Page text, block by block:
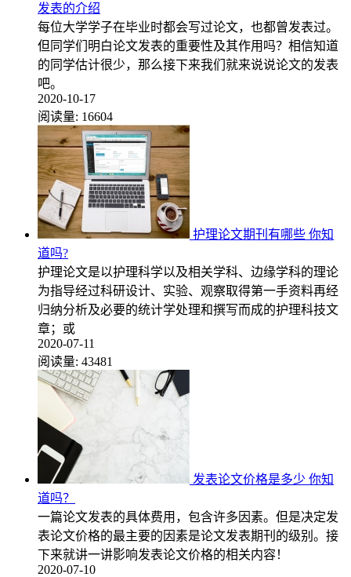
发表的介绍
每位大学学子在毕业时都会写过论文，也都曾发表过。
但同学们明白论文发表的重要性及其作用吗？相信知道
的同学估计很少，那么接下来我们就来说说论文的发表
吧。
2020-10-17
阅读量: 16604
护理论文期刊有哪些 你知
道吗?
护理论文是以护理科学以及相关学科、边缘学科的理论
为指导经过科研设计、实验、观察取得第一手资料再经
归纳分析及必要的统计学处理和撰写而成的护理科技文
章；或
2020-07-11
阅读量: 43481
发表论文价格是多少 你知
道吗？
一篇论文发表的具体费用，包含许多因素。但是决定发
表论文价格的最主要的因素是论文发表期刊的级别。接
下来就讲一讲影响发表论文价格的相关内容！
2020-07-10